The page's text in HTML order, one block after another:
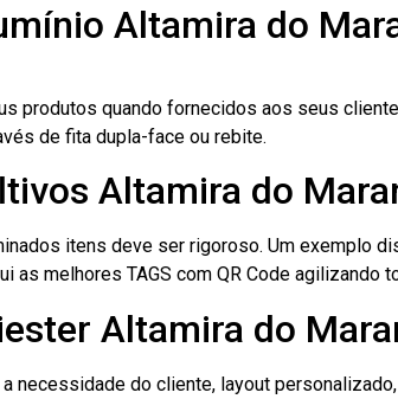
Altamira do
produtos quando fornecidos aos seus
de fita dupla-face ou rebite.
Altamira do
itens deve ser rigoroso. Um exemplo
as melhores TAGS com QR Code agilizando
Altamira do
do cliente, layout